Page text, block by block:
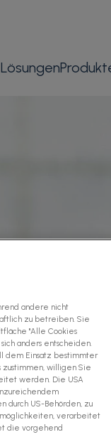
Lösungen
andere nicht
zu betreiben. Sie
"Alle Cookies
anders entscheiden.
dem Einsatz bestimmter
willigen Sie
werden. Die USA
durch US-Behörden, zu
verarbeitet
die vorgehend